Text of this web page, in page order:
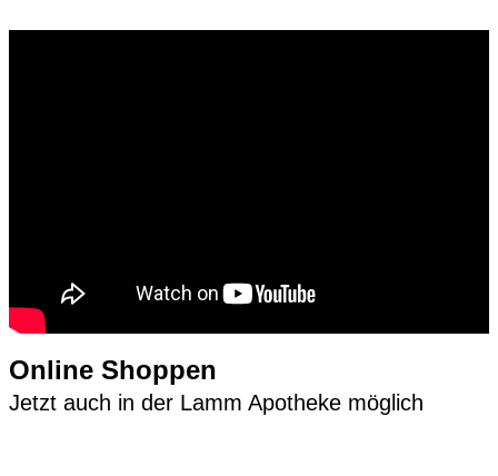
Online Shoppen
Jetzt auch in der Lamm Apotheke möglich